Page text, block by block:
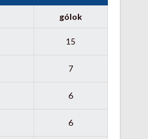
gólok
15
7
6
6